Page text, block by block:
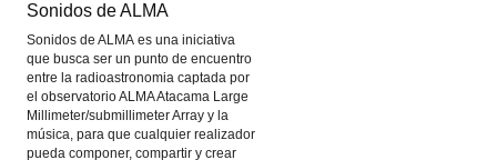
Sonidos de ALMA
Sonidos de ALMA es una iniciativa
que busca ser un punto de encuentro
entre la radioastronomia captada por
el observatorio ALMA Atacama Large
Millimeter/submillimeter Array y la
música, para que cualquier realizador
pueda componer, compartir y crear
Sonidos de ALMA